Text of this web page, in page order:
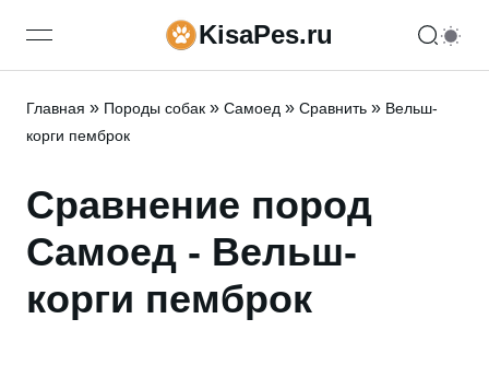
open navigation menuKisaPes.ru
Главная » Породы собак » Самоед » Сравнить » Вельш-
корги пемброк
Сравнение пород
Самоед - Вельш-
корги пемброк